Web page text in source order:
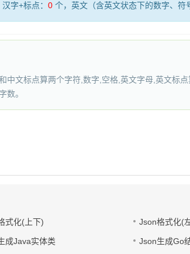
字+标点： 0 个，英文（含英文状态下的数字、符
中文标点算两个字符,数字,空格,英文字母,英文标
数。
式化(上下) Json格式化(
成Java实体类 Json生成Go